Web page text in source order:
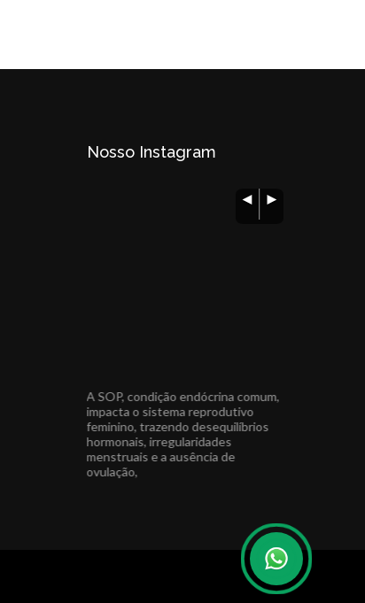
Nosso Instagram
A SOP, condição endócrina comum,
impacta o sistema reprodutivo
feminino, trazendo desequilíbrios
hormonais, irregularidades
menstruais e a ausência de
ovulação,